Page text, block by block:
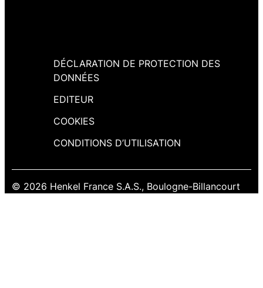
DÉCLARATION DE PROTECTION DES
DONNÉES
EDITEUR
COOKIES
CONDITIONS D’UTILISATION
© 2026 Henkel France S.A.S., Boulogne-Billancourt